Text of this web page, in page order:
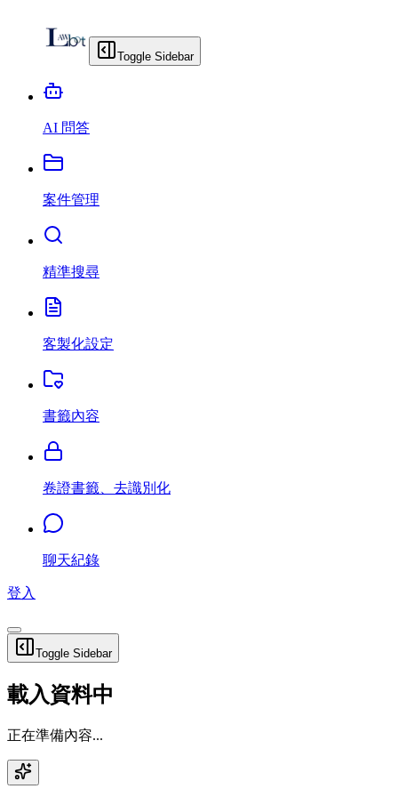
Toggle Sidebar
AI 問答
案件管理
精準搜尋
客製化設定
書籤內容
卷證書籤、去識別化
聊天紀錄
登入
Toggle Sidebar
載入資料中
正在準備內容...